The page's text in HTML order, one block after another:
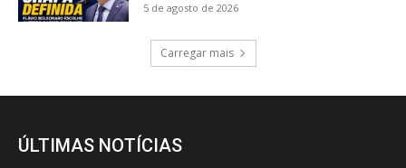
5 de agosto de 2026
Carregar mais
ÚLTIMAS NOTÍCIAS